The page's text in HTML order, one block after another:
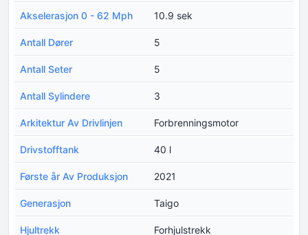
Akselerasjon 0 - 62 Mph 10.9 sek
Antall Dører 5
Antall Seter 5
Antall Sylindere 3
Arkitektur Av Drivlinjen Forbrenningsmotor
Drivstofftank 40 l
Første år Av Produksjon 2021
Generasjon Taigo
Hjultrekk Forhjulstrekk